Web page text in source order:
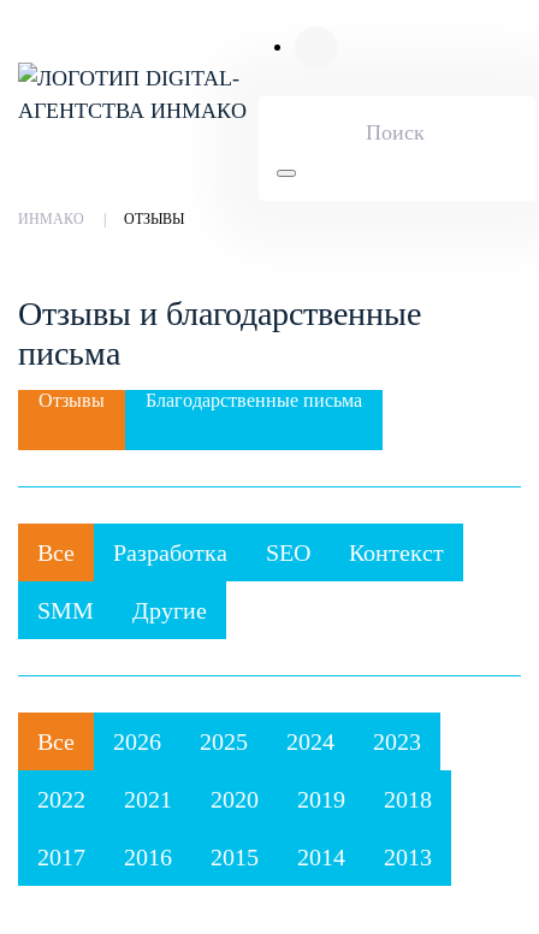
Skip to main content
ИНМАКО ОТЗЫВЫ
Отзывы и благодарственные
письма
Отзывы Благодарственные письма
Все Разработка SEO Контекст
SMM Другие
Все 2026 2025 2024 2023
2022 2021 2020 2019 2018
2017 2016 2015 2014 2013